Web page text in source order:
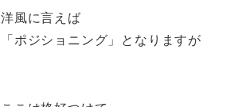
洋風に言えば
「ポジショニング」となりますが